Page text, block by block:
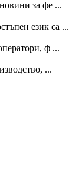
за фе ...
език са ...
ф ...
...